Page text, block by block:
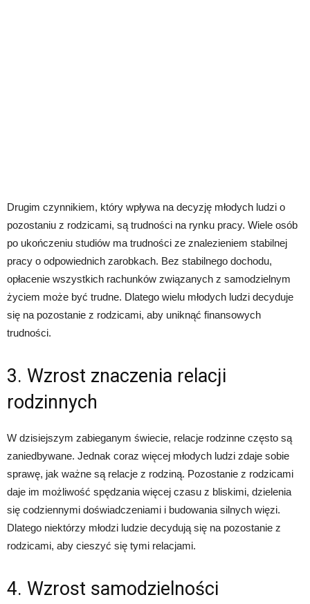
Drugim czynnikiem, który wpływa na decyzję młodych ludzi o
pozostaniu z rodzicami, są trudności na rynku pracy. Wiele osób
po ukończeniu studiów ma trudności ze znalezieniem stabilnej
pracy o odpowiednich zarobkach. Bez stabilnego dochodu,
opłacenie wszystkich rachunków związanych z samodzielnym
życiem może być trudne. Dlatego wielu młodych ludzi decyduje
się na pozostanie z rodzicami, aby uniknąć finansowych
trudności.
3. Wzrost znaczenia relacji
rodzinnych
W dzisiejszym zabieganym świecie, relacje rodzinne często są
zaniedbywane. Jednak coraz więcej młodych ludzi zdaje sobie
sprawę, jak ważne są relacje z rodziną. Pozostanie z rodzicami
daje im możliwość spędzania więcej czasu z bliskimi, dzielenia
się codziennymi doświadczeniami i budowania silnych więzi.
Dlatego niektórzy młodzi ludzie decydują się na pozostanie z
rodzicami, aby cieszyć się tymi relacjami.
4. Wzrost samodzielności